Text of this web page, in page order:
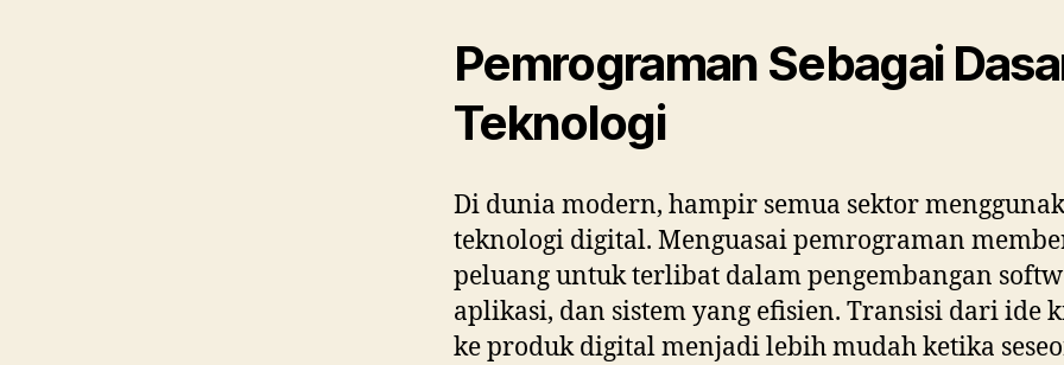
Pemrograman Sebagai
Teknologi
Di dunia modern, hampir semua sektor
teknologi digital. Menguasai pemrograman
peluang untuk terlibat dalam pengembangan
aplikasi, dan sistem yang efisien. Transisi dari ide
ke produk digital menjadi lebih mudah ketika